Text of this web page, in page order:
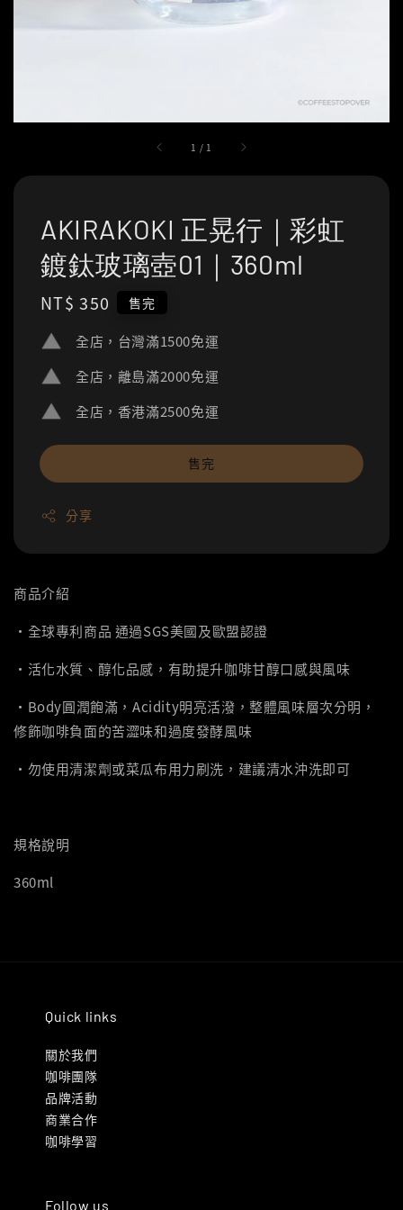
1 / 1
AKIRAKOKI 正晃行｜彩虹
鍍鈦玻璃壺01｜360ml
Regular
NT$ 350 售完
全店，台灣滿1500免運
全店，離島滿2000免運
全店，香港滿2500免運
售完
分享
商品介紹
‧全球專利商品 通過SGS美國及歐盟認證
‧活化水質、醇化品感，有助提升咖啡甘醇口感與風味
‧Body圓潤飽滿，Acidity明亮活潑，整體風味層次分明，
修飾咖啡負面的苦澀味和過度發酵風味
‧勿使用清潔劑或菜瓜布用力刷洗，建議清水沖洗即可
規格說明
360ml
Quick links
關於我們
咖啡團隊
品牌活動
商業合作
咖啡學習
Follow us